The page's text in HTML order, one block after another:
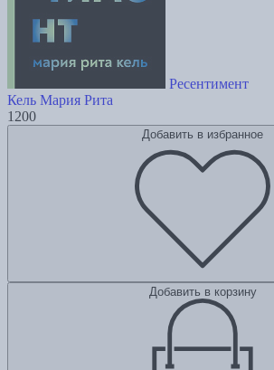
Ресентимент
Кель Мария Рита
1200
Добавить в избранное
Добавить в корзину